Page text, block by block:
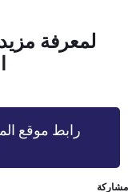
لمعرفة
مشاركة